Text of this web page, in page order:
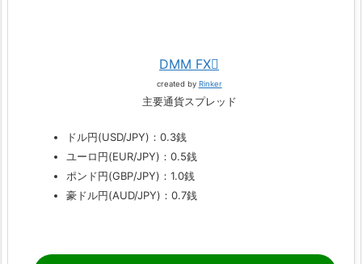
DMM FX
created by Rinker
主要通貨スプレッド
ドル円(USD/JPY)：0.3銭
ユーロ円(EUR/JPY)：0.5銭
ポンド円(GBP/JPY)：1.0銭
豪ドル円(AUD/JPY)：0.7銭